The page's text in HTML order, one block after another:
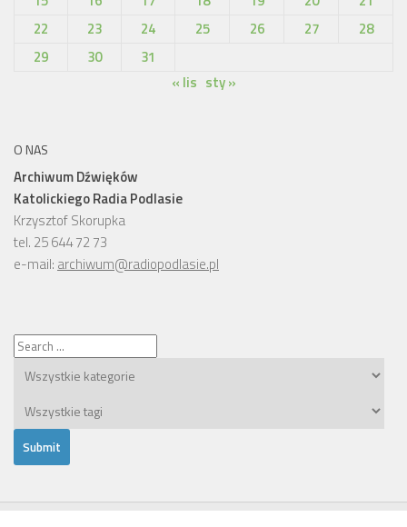
22
23 24 25 26 27
28
29
30
31
« lis sty »
O NAS
Archiwum Dźwięków
Katolickiego Radia Podlasie
Krzysztof Skorupka
tel. 25 644 72 73
e-mail: archiwum@radiopodlasie.pl